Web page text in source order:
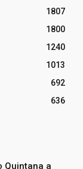
1807
1800
1240
1013
692
636
Quintana a